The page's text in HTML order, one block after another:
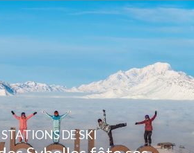
STATIONS DE SKI